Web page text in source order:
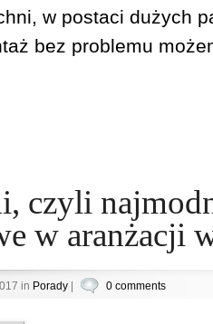
w postaci dużych
bez problemu
czyli
w aranżacji
in Porady| 0 comments